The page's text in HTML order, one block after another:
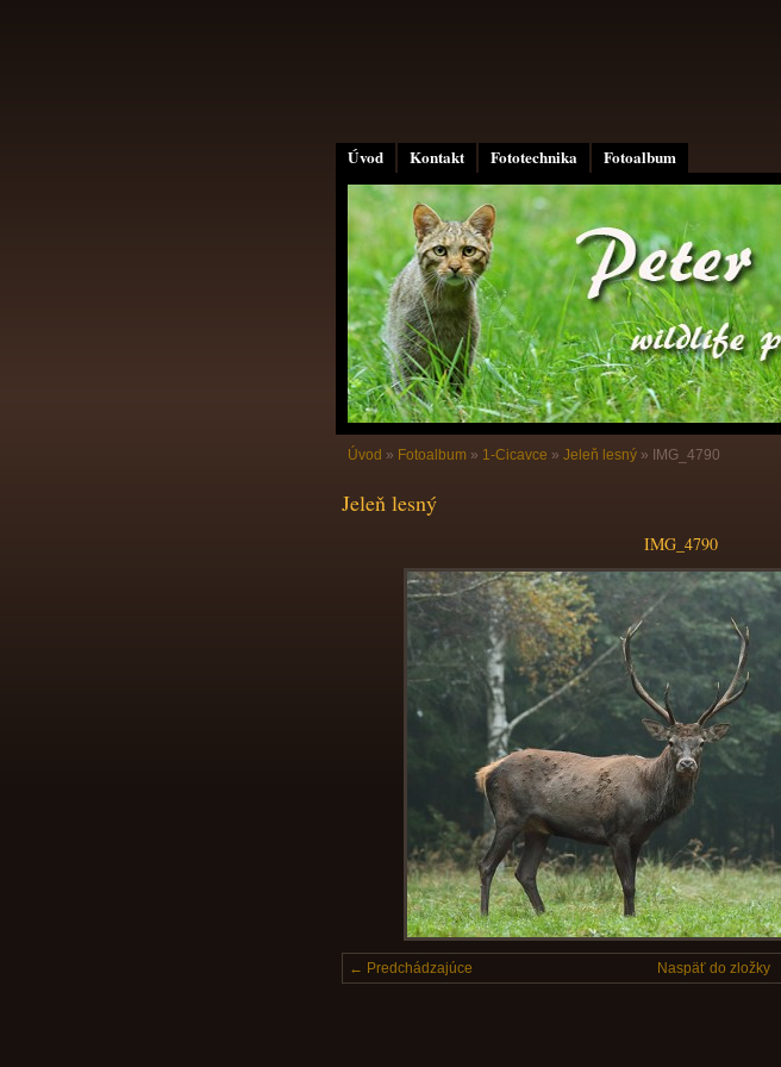
Úvod Kontakt Fototechnika Fotoalbum
Úvod » Fotoalbum » 1-Cicavce » Jeleň lesný » IMG_4790
Jeleň lesný
IMG_4790
← Predchádzajúce Naspäť do zložky